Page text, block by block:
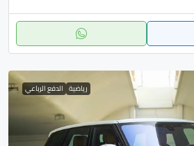
رياضية الدفع الرباعي